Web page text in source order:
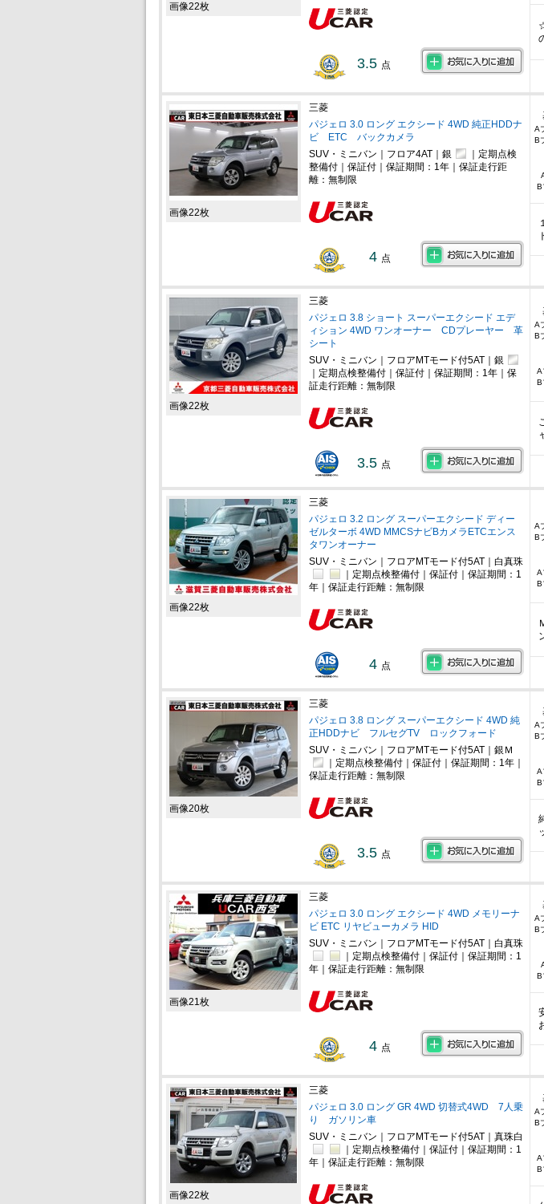
画像22枚
3.5 点
画像22枚
三菱
パジェロ 3.0 ロング エクシード 4WD 純正HDDナ
ビ ETC バックカメラ
SUV・ミニバン｜フロア4AT｜銀
｜定期点検
整備付｜保証付｜保証期間：1年｜保証走行距
離：無制限
4 点
A
B
B
画像22枚
三菱
パジェロ 3.8 ショート スーパーエクシード エデ
ィション 4WD ワンオーナー CDプレーヤー 革
シート
SUV・ミニバン｜フロアMTモード付5AT｜銀
｜定期点検整備付｜保証付｜保証期間：1年｜保
証走行距離：無制限
3.5 点
A
B
A
B
画像22枚
三菱
パジェロ 3.2 ロング スーパーエクシード ディー
ゼルターボ 4WD MMCSナビBカメラETCエンス
タワンオーナー
SUV・ミニバン｜フロアMTモード付5AT｜白真珠
｜定期点検整備付｜保証付｜保証期間：1
年｜保証走行距離：無制限
4 点
A
B
A
B
画像20枚
三菱
パジェロ 3.8 ロング スーパーエクシード 4WD 純
正HDDナビ フルセグTV ロックフォード
SUV・ミニバン｜フロアMTモード付5AT｜銀Ｍ
｜定期点検整備付｜保証付｜保証期間：1年｜
保証走行距離：無制限
3.5 点
A
B
A
B
画像21枚
三菱
パジェロ 3.0 ロング エクシード 4WD メモリーナ
ビ ETC リヤビューカメラ HID
SUV・ミニバン｜フロアMTモード付5AT｜白真珠
｜定期点検整備付｜保証付｜保証期間：1
年｜保証走行距離：無制限
4 点
A
B
B
画像22枚
三菱
パジェロ 3.0 ロング GR 4WD 切替式4WD 7人乗
り ガソリン車
SUV・ミニバン｜フロアMTモード付5AT｜真珠白
｜定期点検整備付｜保証付｜保証期間：1
年｜保証走行距離：無制限
A
B
A
B